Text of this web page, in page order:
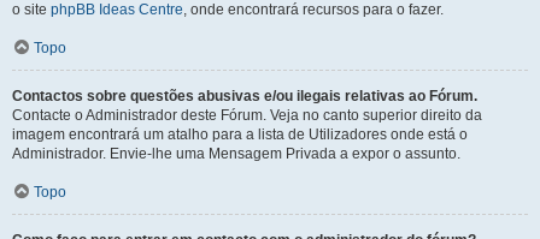
o site phpBB Ideas Centre, onde encontrará recursos para o fazer.
Topo
Contactos sobre questões abusivas e/ou ilegais relativas ao Fórum.
Contacte o Administrador deste Fórum. Veja no canto superior direito da
imagem encontrará um atalho para a lista de Utilizadores onde está o
Administrador. Envie-lhe uma Mensagem Privada a expor o assunto.
Topo